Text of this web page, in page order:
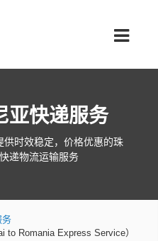
亚快递服务
供时效稳定，价格优惠的珠
递物流运输服务
务
to Romania Express Service）